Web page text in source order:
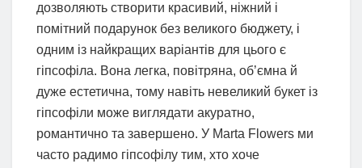
дозволяють створити красивий, ніжний і
помітний подарунок без великого бюджету, і
одним із найкращих варіантів для цього є
гіпсофіла. Вона легка, повітряна, об’ємна й
дуже естетична, тому навіть невеликий букет із
гіпсофіли може виглядати акуратно,
романтично та завершено. У Marta Flowers ми
часто радимо гіпсофілу тим, хто хоче